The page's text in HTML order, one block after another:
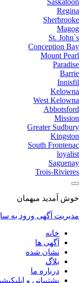
Saskatoon
Regina
Sherbrooke
Magog
St. John`s
Conception Bay
Mount Pearl
Paradise
Barrie
Innisfil
Kelowna
West Kelowna
Abbotsford
Mission
Greater Sudbury
Kingston
South Frontenac
loyalist
Saguenay
Trois-Rivieres
خوش آمدید میهمان
مدیریت آگهی ورود به
خانه
آگهی ها
نشان شده
بلاگ
درباره ما
پشتیبانی و